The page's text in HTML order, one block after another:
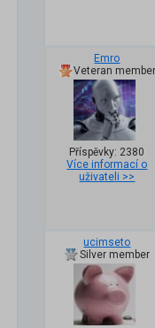
Emro
Veteran member
Příspěvky: 2380
Více informací o
uživateli >>
ucimseto
Silver member